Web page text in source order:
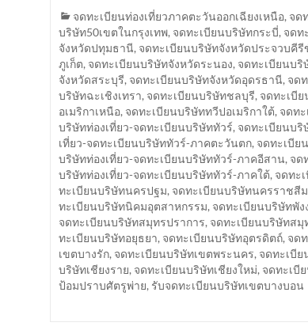
จดทะเบียนท่องเที่ยวภาคตะวันออกเฉียงเหนือ, จด
บริษัท50เขตในกรุงเทพ, จดทะเบียนบริษัทกระบี่, จดท
จังหวัดปทุมธานี, จดทะเบียนบริษัทจังหวัดประจวบคี
ภูเก็ต, จดทะเบียนบริษัทจังหวัดระนอง, จดทะเบียนบริ
จังหวัดสระบุรี, จดทะเบียนบริษัทจังหวัดอุดรธานี, จด
บริษัทฉะเชิงเทรา, จดทะเบียนบริษัทชลบุรี, จดทะเบี
อเมริกาเหนือ, จดทะเบียนบริษัททวีปอเมริกาใต้, จดท
บริษัทท่องเที่ยว-จดทะเบียนบริษัททัวร์, จดทะเบียนบริ
เที่ยว-จดทะเบียนบริษัททัวร์-ภาคตะวันตก, จดทะเบีย
บริษัทท่องเที่ยว-จดทะเบียนบริษัททัวร์-ภาคอีสาน, จด
บริษัทท่องเที่ยว-จดทะเบียนบริษัททัวร์-ภาคใต้, จดทะ
ทะเบียนบริษัทนครปฐม, จดทะเบียนบริษัทนครราชสี
ทะเบียนบริษัทนิคมอุตสาหกรรม, จดทะเบียนบริษัทพัง
จดทะเบียนบริษัทสมุทรปราการ, จดทะเบียนบริษัทสมุ
ทะเบียนบริษัทอยุธยา, จดทะเบียนบริษัทอุตรดิตถ์, จด
เขตบางรัก, จดทะเบียนบริษัทเขตพระนคร, จดทะเบี
บริษัทเชียงราย, จดทะเบียนบริษัทเชียงใหม่, จดทะเบี
ป้อมปราบศัตรูพ่าย, รับจดทะเบียนบริษัทเขตบางบอน